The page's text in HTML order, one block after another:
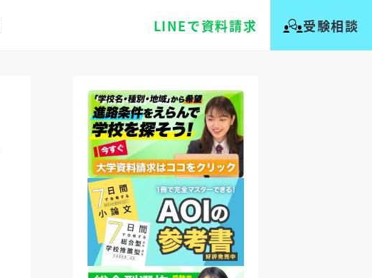
LINEで資料請求 受験相談